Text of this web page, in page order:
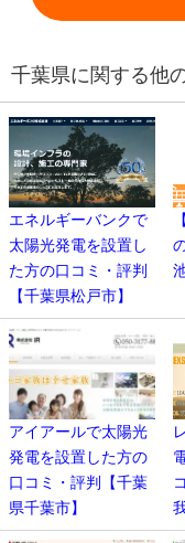
千葉県に関する他
エネルギーバンクで
太陽光発電を設置し
た方の口コミ・評判
【千葉県松戸市】
アイアールで太陽光
発電を設置した方の
口コミ・評判【千葉
県千葉市】